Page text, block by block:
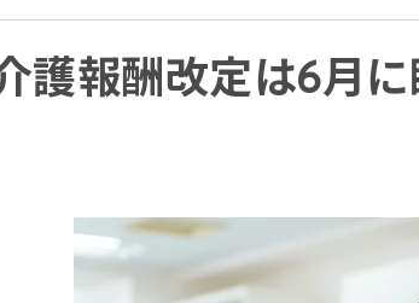
護報酬改定は6月に